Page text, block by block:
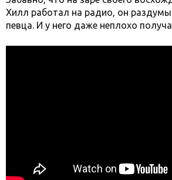
Хилл работал на радио, он
певца. И у него даже неплохо